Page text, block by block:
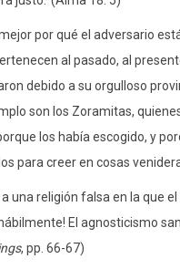
por qué el adversario
al pasado, al
debido a su orgulloso
son los Zoramitas,
los había escogido, y
para creer en cosas
una religión falsa en la que
El agnosticismo
, pp. 66-67)